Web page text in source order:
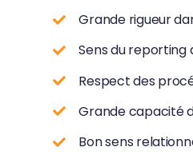
Grande rigueur
Sens du reporting
Respect des
Grande capacité
Bon sens